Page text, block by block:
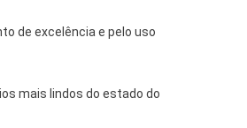
de excelência e pelo uso
mais lindos do estado do